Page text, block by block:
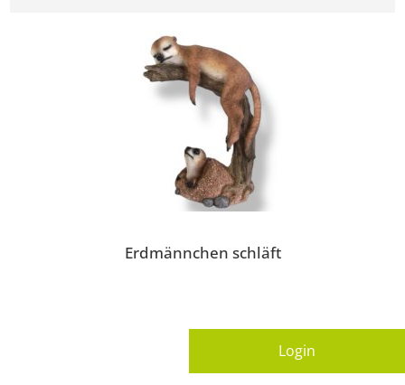
Erdmännchen schläft
Login